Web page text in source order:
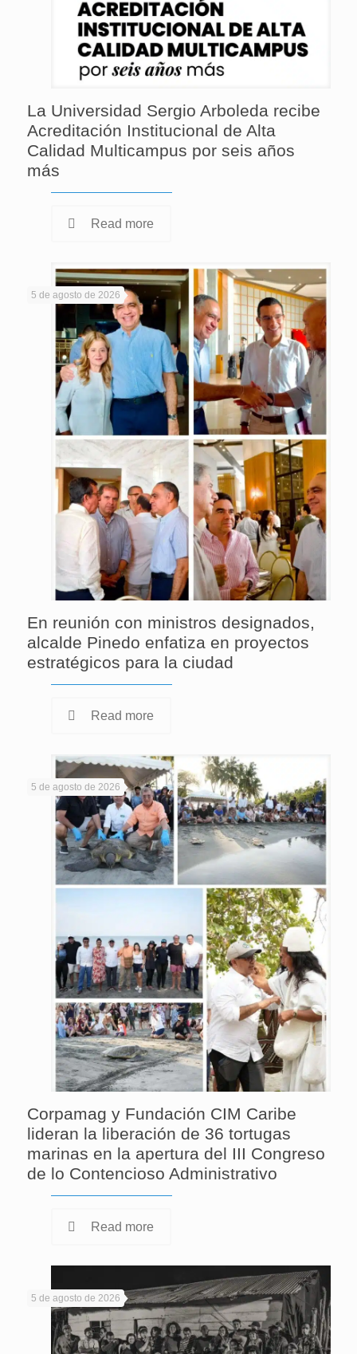
La Universidad Sergio Arboleda recibe
Acreditación Institucional de Alta
Calidad Multicampus por seis años
más
Read more
5 de agosto de 2026
En reunión con ministros designados,
alcalde Pinedo enfatiza en proyectos
estratégicos para la ciudad
Read more
5 de agosto de 2026
Corpamag y Fundación CIM Caribe
lideran la liberación de 36 tortugas
marinas en la apertura del III Congreso
de lo Contencioso Administrativo
Read more
5 de agosto de 2026